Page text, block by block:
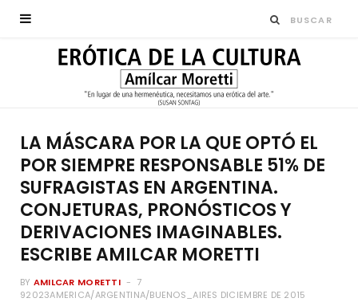
LA MÁSCARA POR LA QUE OPTÓ EL
POR SIEMPRE RESPONSABLE 51% DE
SUFRAGISTAS EN ARGENTINA.
CONJETURAS, PRONÓSTICOS Y
DERIVACIONES IMAGINABLES.
ESCRIBE AMILCAR MORETTI
BY AMILCAR MORETTI
7
92023AMERICA/ARGENTINA/BUENOS_AIRES DICIEMBRE DE 2015